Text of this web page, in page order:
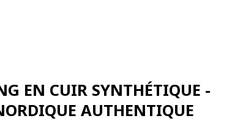
EN CUIR SYNTHÉTIQUE -
AUTHENTIQUE